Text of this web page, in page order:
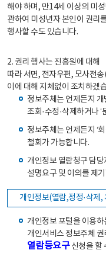
해야 하며, 만14세 이상의 미
관하여 미성년자 본인이 권리
행사할 수도 있습니다.
2. 권리 행사는 진흥원에 대해
따라 서면, 전자우편, 모사전
이에 대해 지체없이 조치하겠
정보주체는 언제든지 개
조회·수정·삭제하거나
정보주체는 언제든지 ‘
철회가 가능합니다.
개인정보 열람청구 담
설명요구 및 이의를 제
개인정보(열람,정정·삭제
개인정보 포털을 이용
개인서비스 정보주체
열람등요구신청을 할